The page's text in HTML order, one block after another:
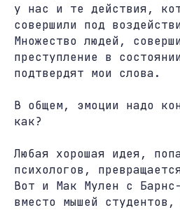
у нас и те действия,
совершили под
Множество людей,
преступление в
подтвердят мои слова.
В общем, эмоции надо
как?
Любая хорошая идея,
психологов,
Вот и Мак Мулен с
вместо мышей